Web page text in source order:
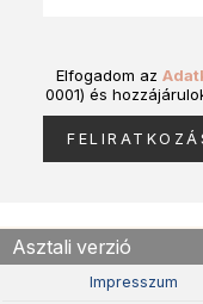
Elfogadom az
0001) és
Asztali verzió
Impresszum